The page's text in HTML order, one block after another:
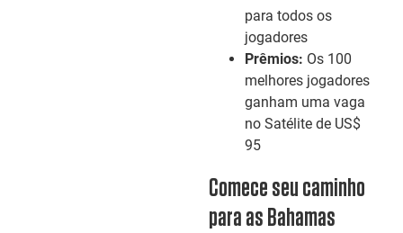
para todos os
jogadores
Prêmios: Os 100
melhores jogadores
ganham uma vaga
no Satélite de US$
95
Comece seu caminho
para as Bahamas